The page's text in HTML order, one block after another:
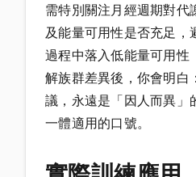
需特別關注月經週期對代
及能量可用性是否充足，
過程中落入低能量可用性
解族群差異後，你會明白
議，永遠是「因人而異」
一體適用的口號。